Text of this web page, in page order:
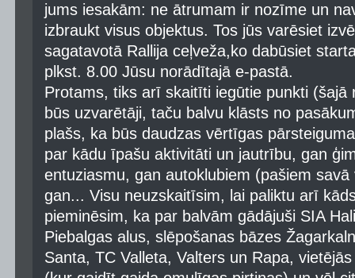
jums iesakām: ne ātrumam ir nozīme un
izbraukt visus objektus. Tos jūs varēsiet
sagatavotā Rallija ceļveža,ko dabūsiet
plkst. 8.00 Jūsu norādītajā e-pastā.
Protams, tiks arī skaitīti iegūtie punkti (šajā
būs uzvarētāji, taču balvu klāsts no
plašs, ka būs daudzas vērtīgas
par kādu īpašu aktivitāti un jautrību, gan
entuziasmu, gan autoklubiem (pašiem
gan... Visu neuzskaitīsim, lai paliktu arī
pieminēsim, ka par balvām gādājuši SIA
Piebalgas alus, slēpošanas bāzes
Santa, TC Valleta, Valters un Rapa,